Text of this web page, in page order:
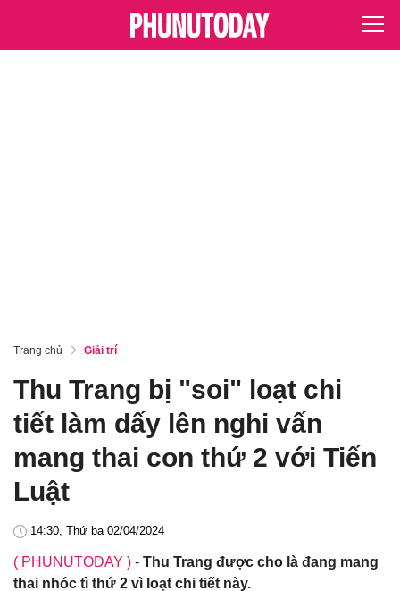
Trang chủ Giải trí
Thu Trang bị "soi" loạt chi
tiết làm dấy lên nghi vấn
mang thai con thứ 2 với Tiến
Luật
14:30, Thứ ba 02/04/2024
( PHUNUTODAY ) - Thu Trang được cho là đang mang
thai nhóc tì thứ 2 vì loạt chi tiết này.